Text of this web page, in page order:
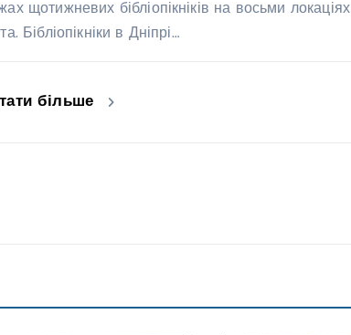
щотижневих бібліопікніків на восьми локаціях
Бібліопікніки в Дніпрі…
більше